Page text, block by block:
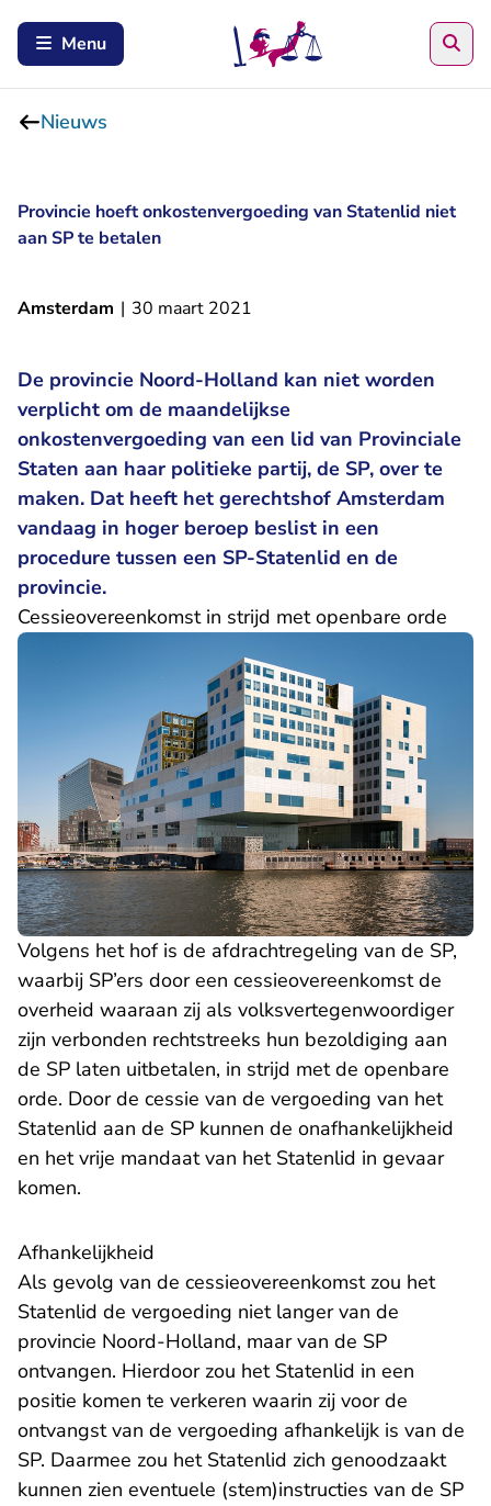
Menu
Nieuws
Provincie hoeft onkostenvergoeding van Statenlid niet
aan SP te betalen
Amsterdam | 30 maart 2021
De provincie Noord-Holland kan niet worden
verplicht om de maandelijkse
onkostenvergoeding van een lid van Provinciale
Staten aan haar politieke partij, de SP, over te
maken. Dat heeft het gerechtshof Amsterdam
vandaag in hoger beroep beslist in een
procedure tussen een SP-Statenlid en de
provincie.
Cessieovereenkomst in strijd met openbare orde
Volgens het hof is de afdrachtregeling van de SP,
waarbij SP’ers door een cessieovereenkomst de
overheid waaraan zij als volksvertegenwoordiger
zijn verbonden rechtstreeks hun bezoldiging aan
de SP laten uitbetalen, in strijd met de openbare
orde. Door de cessie van de vergoeding van het
Statenlid aan de SP kunnen de onafhankelijkheid
en het vrije mandaat van het Statenlid in gevaar
komen.
Afhankelijkheid
Als gevolg van de cessieovereenkomst zou het
Statenlid de vergoeding niet langer van de
provincie Noord-Holland, maar van de SP
ontvangen. Hierdoor zou het Statenlid in een
positie komen te verkeren waarin zij voor de
ontvangst van de vergoeding afhankelijk is van de
SP. Daarmee zou het Statenlid zich genoodzaakt
kunnen zien eventuele (stem)instructies van de SP